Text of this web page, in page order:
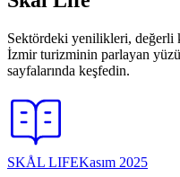
Sektördeki yenilikleri,
İzmir turizminin parlayan
sayfalarında keşfedin.
SKÅL LIFEKasım 2025